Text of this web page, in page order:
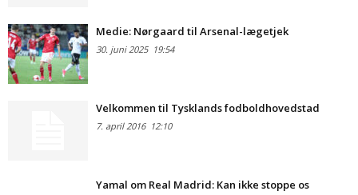
Medie: Nørgaard til Arsenal-lægetjek
30. juni 202519:54
Velkommen til Tysklands fodboldhovedstad
7. april 201612:10
Yamal om Real Madrid: Kan ikke stoppe os